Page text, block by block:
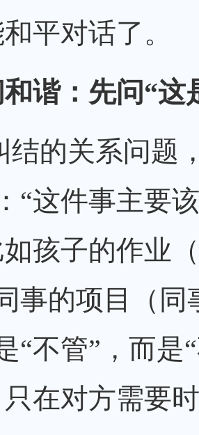
平对话了。
谐：先问“这
结的关系问题
“这件事主要
孩子的作业
事的项目（同
不管”，而是
只在对方需要